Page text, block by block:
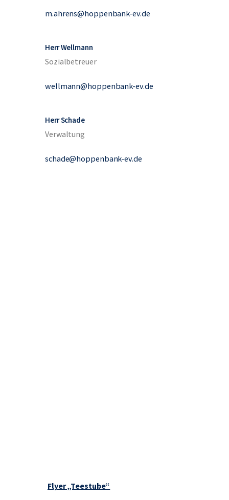
m.ahrens@hoppenbank-ev.de
Herr Wellmann
Sozialbetreuer
wellmann@hoppenbank-ev.de
Herr Schade
Verwaltung
schade@hoppenbank-ev.de
Flyer „Teestube“